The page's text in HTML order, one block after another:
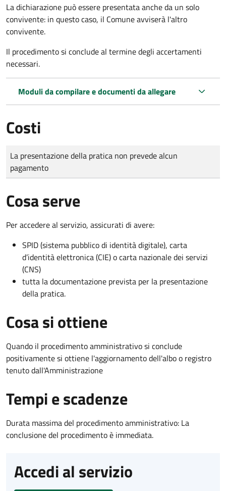
La dichiarazione può essere presentata anche da un solo
convivente: in questo caso, il Comune avviserà l'altro
convivente.
Il procedimento si conclude al termine degli accertamenti
necessari.
Moduli da compilare e documenti da allegare
Costi
Tipo di pagamento
Importo
La presentazione della pratica non prevede alcun
pagamento
Cosa serve
Per accedere al servizio, assicurati di avere:
SPID (sistema pubblico di identità digitale), carta
d’identità elettronica (CIE) o carta nazionale dei servizi
(CNS)
tutta la documentazione prevista per la presentazione
della pratica.
Cosa si ottiene
Quando il procedimento amministrativo si conclude
positivamente si ottiene l'aggiornamento dell'albo o registro
tenuto dall'Amministrazione
Tempi e scadenze
Durata massima del procedimento amministrativo: La
conclusione del procedimento è immediata.
Accedi al servizio